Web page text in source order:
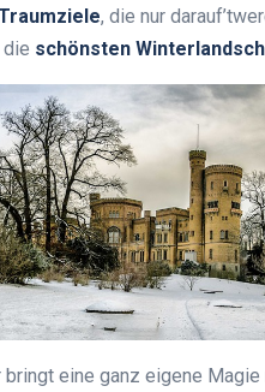
, die nur
die schönsten
bringt eine ganz eigene